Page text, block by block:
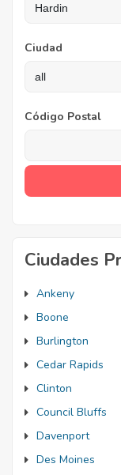
Ciudad
Código Postal
Ciudades
Ankeny
Boone
Burlington
Cedar Rapids
Clinton
Council Bluffs
Davenport
Des Moines